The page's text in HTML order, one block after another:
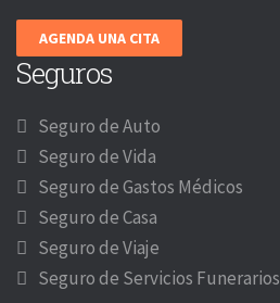
AGENDA UNA CITA
Seguros
Seguro de Auto
Seguro de Vida
Seguro de Gastos Médicos
Seguro de Casa
Seguro de Viaje
Seguro de Servicios Funerarios